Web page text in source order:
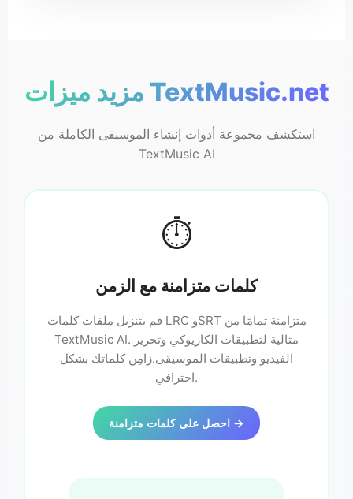
♬
مزید ميزات TextMusic.net
استكشف مجموعة أدوات إنشاء الموسيقى الكاملة من
TextMusic AI
⏱️
كلمات متزامنة مع الزمن
قم بتنزيل ملفات كلمات LRC وSRT متزامنة تمامًا من
TextMusic AI. مثالية لتطبيقات الكاريوكي وتحرير
الفيديو وتطبيقات الموسيقى.زامِن كلماتك بشكل
احترافي.
احصل على كلمات متزامنة →